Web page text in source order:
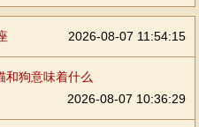
2026-08-07 11:54:15
和狗意味着什么
2026-08-07 10:36:29